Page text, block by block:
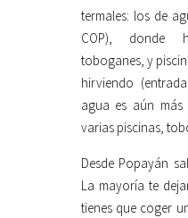
termales: los de
COP), donde
toboganes, y
hirviendo
agua es aún más
varias piscinas,
Desde Popayán
La mayoría te
tienes que coger